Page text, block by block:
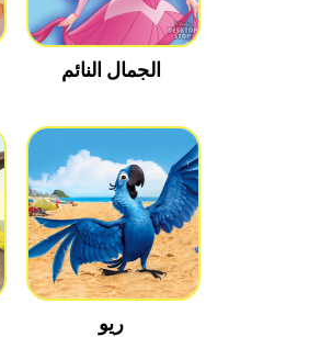
الجمال النائم
ريو